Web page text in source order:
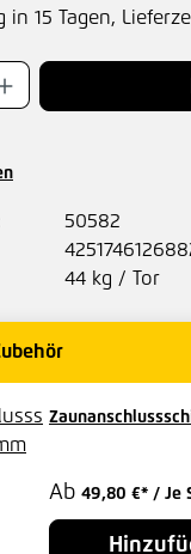
in 15 Tagen,
Gib
50582
44 kg / Tor
Ab 49,80 €* / Je